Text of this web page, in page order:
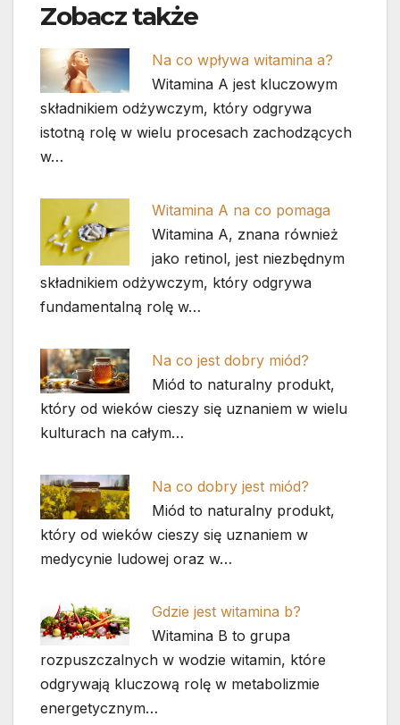
Zobacz także
Na co wpływa witamina a?
Witamina A jest kluczowym
składnikiem odżywczym, który odgrywa
istotną rolę w wielu procesach zachodzących
w…
Witamina A na co pomaga
Witamina A, znana również
jako retinol, jest niezbędnym
składnikiem odżywczym, który odgrywa
fundamentalną rolę w…
Na co jest dobry miód?
Miód to naturalny produkt,
który od wieków cieszy się uznaniem w wielu
kulturach na całym…
Na co dobry jest miód?
Miód to naturalny produkt,
który od wieków cieszy się uznaniem w
medycynie ludowej oraz w…
Gdzie jest witamina b?
Witamina B to grupa
rozpuszczalnych w wodzie witamin, które
odgrywają kluczową rolę w metabolizmie
energetycznym…